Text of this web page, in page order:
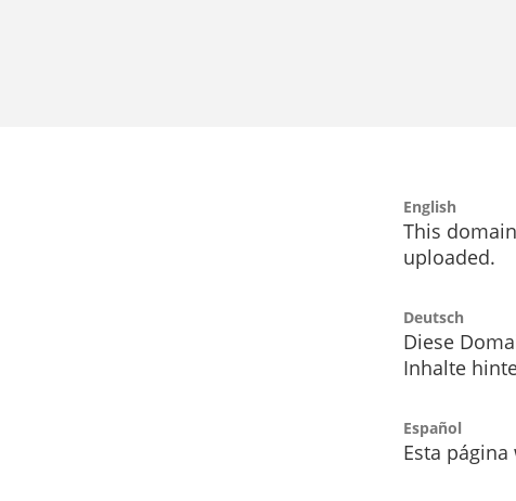
English
This
uploaded.
Deutsch
Diese
Inhalte
Español
Esta